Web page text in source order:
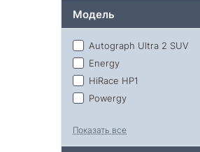
Модель
Autograph Ultra 2 SUV
Energy
HiRace HP1
Powergy
Rosso
Показать все